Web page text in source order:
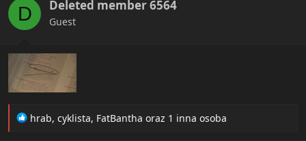
D Deleted member 6564
Guest
R
hrab, cyklista, FatBantha oraz 1 inna osoba